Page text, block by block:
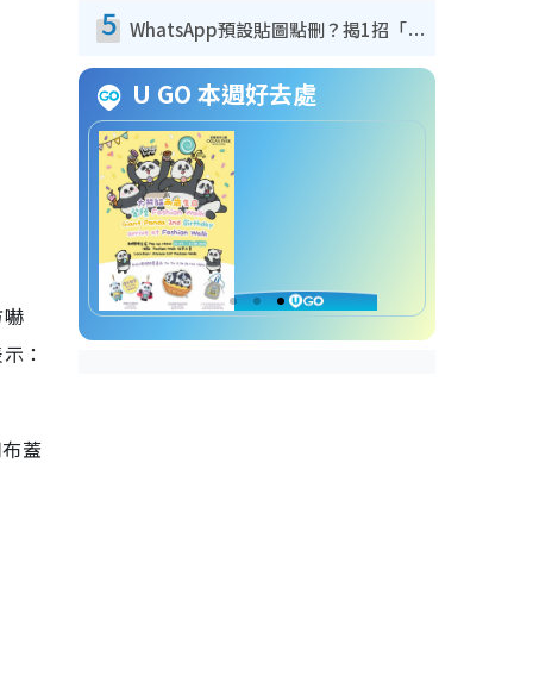
：
蓋
5 WhatsApp預設貼圖點刪？揭1招「反向操作」還原簡潔介面 附3步實測教學
U GO 本週好去處